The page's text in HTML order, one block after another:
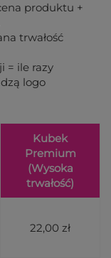
produktu +
trwałość
= ile razy
logo
Kubek
Premium
(Wysoka
trwałość)
22,00 zł